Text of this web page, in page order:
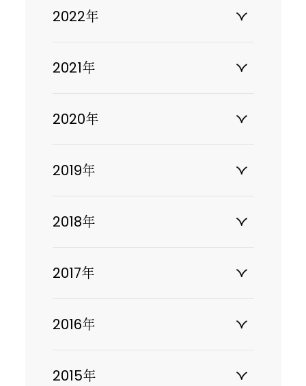
2022年
2021年
2020年
2019年
2018年
2017年
2016年
2015年